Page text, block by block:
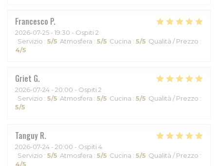
Francesco P
2026-07-25 - 19:30 - Ospiti 2
Servizio : 5/5 Atmosfera : 5/5 Cucina : 5/5 Qualità / Prezzo :
4/5
Griet G
2026-07-24 - 20:00 - Ospiti 2
Servizio : 5/5 Atmosfera : 5/5 Cucina : 5/5 Qualità / Prezzo :
5/5
Tanguy R
2026-07-24 - 20:00 - Ospiti 4
Servizio : 5/5 Atmosfera : 5/5 Cucina : 5/5 Qualità / Prezzo :
4/5